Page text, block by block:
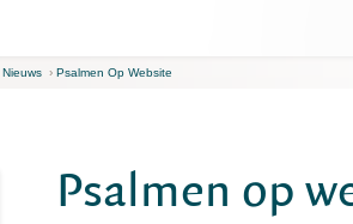
Nieuws › Psalmen Op Website
Psalmen op